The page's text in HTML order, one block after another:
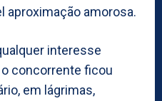
aproximação amorosa.
interesse
concorrente ficou
em lágrimas,